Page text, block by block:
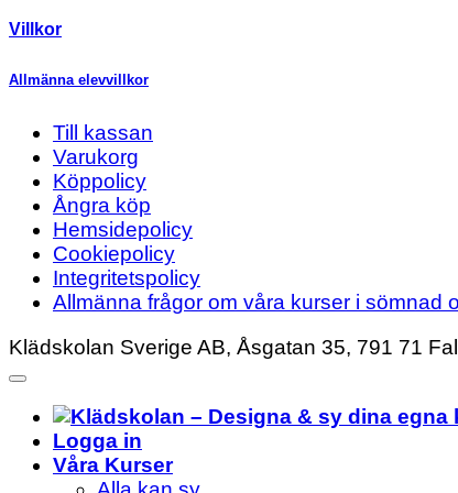
Villkor
Allmänna elevvillkor
Till kassan
Varukorg
Köppolicy
Ångra köp
Hemsidepolicy
Cookiepolicy
Integritetspolicy
Allmänna frågor om våra kurser i sömnad
Klädskolan Sverige AB, Åsgatan 35, 791 71
Logga in
Våra Kurser